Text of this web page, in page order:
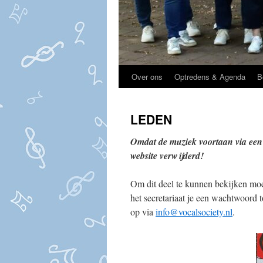
Over ons Optredens & Agenda
LEDEN
Omdat de muziek voortaan via
website verwijderd!
Om dit deel te kunnen bekijken
het secretariaat je een
op via info@vocalsociety.nl.